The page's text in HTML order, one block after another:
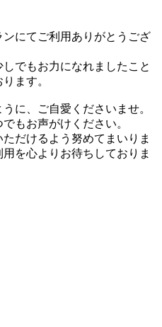
にてご利用ありがとうござ
でもお力になれましたこと
ます。
に、ご自愛くださいませ。
もお声がけください。
だけるよう努めてまいりま
を心よりお待ちしておりま